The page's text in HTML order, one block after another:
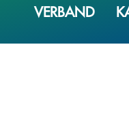
VERBAND